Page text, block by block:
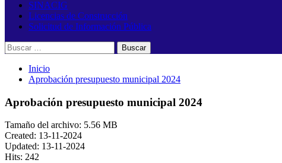
SINACIG
Licencias de Construcción
Solicitud de Información Pública
Buscar:
Inicio
Aprobación presupuesto municipal 2024
Aprobación presupuesto municipal 2024
Tamaño del archivo: 5.56 MB
Created: 13-11-2024
Updated: 13-11-2024
Hits: 242